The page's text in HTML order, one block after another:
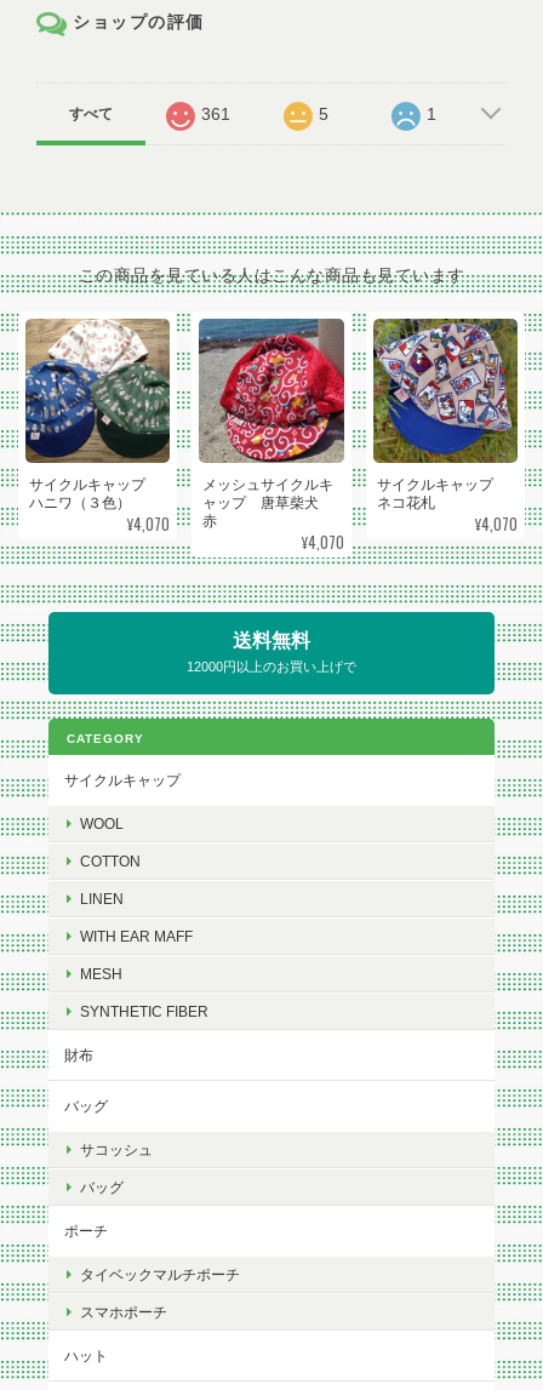
ショップの評価
すべて 361 5 1
この商品を見ている人はこんな商品も見ています
サイクルキャップ
ハニワ（３色）
¥4,070
メッシュサイクルキ
ャップ 唐草柴犬
赤
¥4,070
サイクルキャップ
ネコ花札
¥4,070
送料無料
12000円以上のお買い上げで
CATEGORY
サイクルキャップ
WOOL
COTTON
LINEN
WITH EAR MAFF
MESH
SYNTHETIC FIBER
財布
バッグ
サコッシュ
バッグ
ポーチ
タイベックマルチポーチ
スマホポーチ
ハット